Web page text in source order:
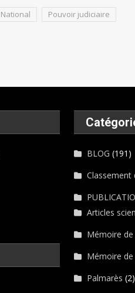
National Pouvoir judiciaire
BLOG (191)
Classement
Articles
Mémoire de
Mémoire
Palmarès (2)